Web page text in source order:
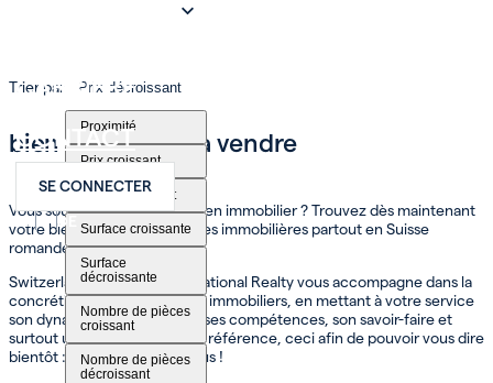
CARRIÈRE
CONTACT
SE CONNECTER
FRENDE
Trier par Prix décroissant
Proximité
Prix croissant
Prix décroissant
Surface croissante
Surface
décroissante
Nombre de pièces
croissant
Nombre de pièces
décroissant
bien immobilier à vendre
Vous souhaitez acheter un bien immobilier ? Trouvez dès maintenant
votre bien parmi nos annonces immobilières partout en Suisse
romande.
Switzerland Sotheby’s International Realty vous accompagne dans la
concrétisation de vos projets immobiliers, en mettant à votre service
son dynamisme, son réseau, ses compétences, son savoir-faire et
surtout une expertise qui fait référence, ceci afin de pouvoir vous dire
bientôt : Bienvenue chez vous !